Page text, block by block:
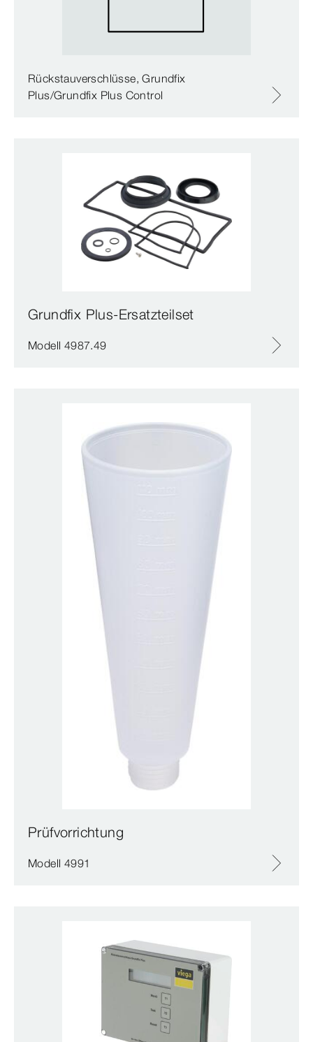
Rückstauverschlüsse, Grundfix
Plus/Grundfix Plus Control
Grundfix Plus-Ersatzteilset
Modell 4987.49
Prüfvorrichtung
Modell 4991